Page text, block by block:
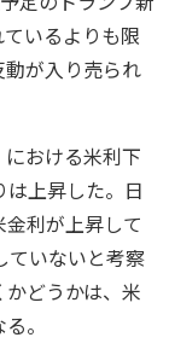
いるよりも限
が入り売られ
における米利下
上昇した。日
利が上昇して
ていないと考察
どうかは、米
。